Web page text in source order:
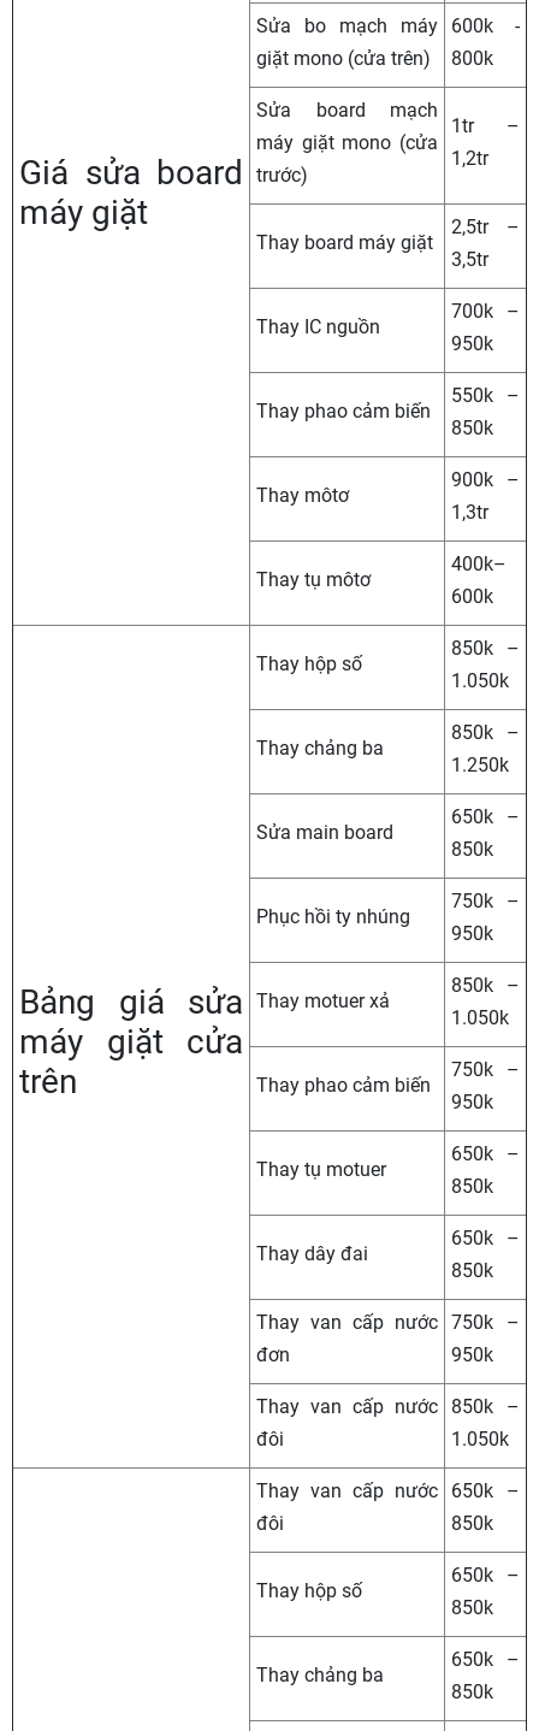
Giá sửa board
máy giặt
Sửa bo mạch máy
giặt mono (cửa trên)
600k -
800k
Sửa board mạch
máy giặt mono (cửa
trước)
1tr –
1,2tr
Thay board máy giặt
2,5tr –
3,5tr
Thay IC nguồn
700k –
950k
Thay phao cảm biến
550k –
850k
Thay môtơ
900k –
1,3tr
Thay tụ môtơ
400k–
600k
Bảng giá sửa
máy giặt cửa
trên
Thay hộp số
850k –
1.050k
Thay chảng ba
850k –
1.250k
Sửa main board
650k –
850k
Phục hồi ty nhúng
750k –
950k
Thay motuer xả
850k –
1.050k
Thay phao cảm biến
750k –
950k
Thay tụ motuer
650k –
850k
Thay dây đai
650k –
850k
Thay van cấp nước
đơn
750k –
950k
Thay van cấp nước
đôi
850k –
1.050k
Thay van cấp nước
đôi
650k –
850k
Thay hộp số
650k –
850k
Thay chảng ba
650k –
850k